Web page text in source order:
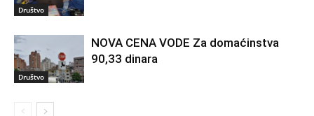
Društvo
Društvo
NOVA CENA VODE Za domaćinstva
90,33 dinara